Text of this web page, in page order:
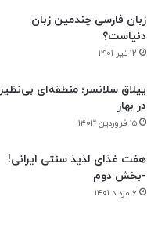
زبان فارسی چندمین زبان
دنیاست؟
۱۲ تیر ۱۴۰۱
ییلاق سلانسر؛ منطقه‌ای بی‌نظیر
در بهار
۱۵ فروردین ۱۴۰۳
هفت غذای لذیذ سنتی ایرانی!
-بخش دوم
۶ مرداد ۱۴۰۱